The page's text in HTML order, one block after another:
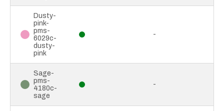
Dusty-
pink-
pms-
6029c-
dusty-
pink
-
Sage-
pms-
4180c-
sage
-